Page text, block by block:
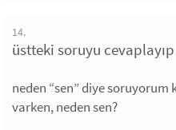
14.
üstteki soruyu
neden “sen” diye soruyorum
varken, neden sen?